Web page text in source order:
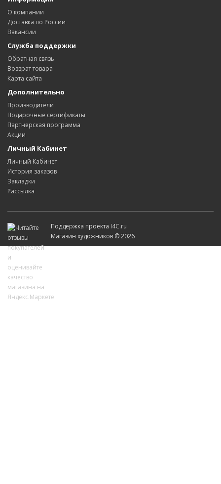
О компании
Доставка по России
Вакансии
Служба поддержки
Обратная связь
Возврат товара
Карта сайта
Дополнительно
Производители
Подарочные сертификаты
Партнерская программа
Акции
Личный Кабинет
Личный Кабинет
История заказов
Закладки
Рассылка
Поддержка проекта I4C.ru
Магазин художников © 2026